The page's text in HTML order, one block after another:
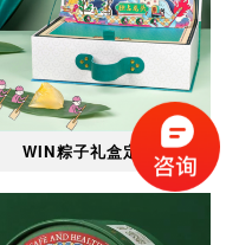
WIN粽子礼盒定制